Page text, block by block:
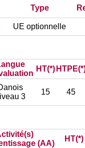
Type
UE optionnelle
HT(*)
3
15 45
(AA)
HT(*)